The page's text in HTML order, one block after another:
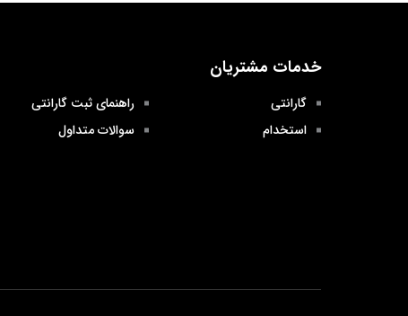
خدمات مشتریان
گارانتی
استخدام
راهنمای ثبت گارانتی
سوالات متداول